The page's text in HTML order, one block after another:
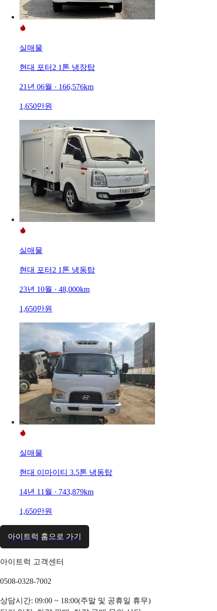
실매물
현대 포터2 1톤 냉장탑
21년 06월 · 166,576km
1,650만원
실매물
현대 포터2 1톤 냉동탑
23년 10월 · 48,000km
1,650만원
실매물
현대 이마이티 3.5톤 냉동탑
14년 11월 · 743,879km
1,650만원
아이트럭 홈으로 가기
아이트럭 고객센터
0508-0328-7002
상담시간: 09:00 ~ 18:00(주말 및 공휴일 휴무)